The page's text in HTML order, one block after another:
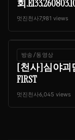
회
멋진천사7,981 views
방송/동영상
[천사]심야괴담
F1RST
멋진천사6,045 views